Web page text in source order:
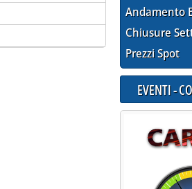
Andamento
Chiusure
Prezzi Spot
EVENTI -